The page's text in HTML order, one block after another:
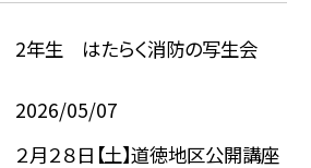
2年生 はたらく消防の写生会
2026/05/07
２月２８日【土】道徳地区公開講座